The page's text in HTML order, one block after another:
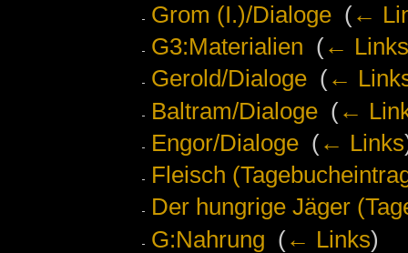
Grom (I.)/Dialoge‎ (←
G3:Materialien (← Links
Gerold/Dialoge‎ (←
Baltram/Dialoge‎ (←
Engor/Dialoge‎ (← Links
Fleisch
Der hungrige Jäger
G:Nahrung (← Links)